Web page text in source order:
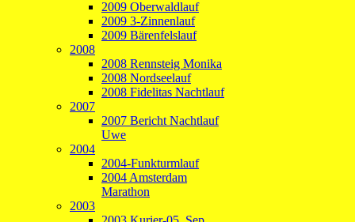
2009 Oberwaldlauf
2009 3-Zinnenlauf
2009 Bärenfelslauf
2008
2008 Rennsteig Monika
2008 Nordseelauf
2008 Fidelitas Nachtlauf
2007
2007 Bericht Nachtlauf
Uwe
2004
2004-Funkturmlauf
2004 Amsterdam
Marathon
2003